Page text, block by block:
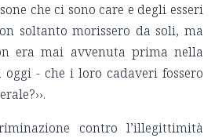
che ci sono care e degli esseri
soltanto morissero da soli, ma
era mai avvenuta prima nella
- che i loro cadaveri fossero
contro l’illegittimità